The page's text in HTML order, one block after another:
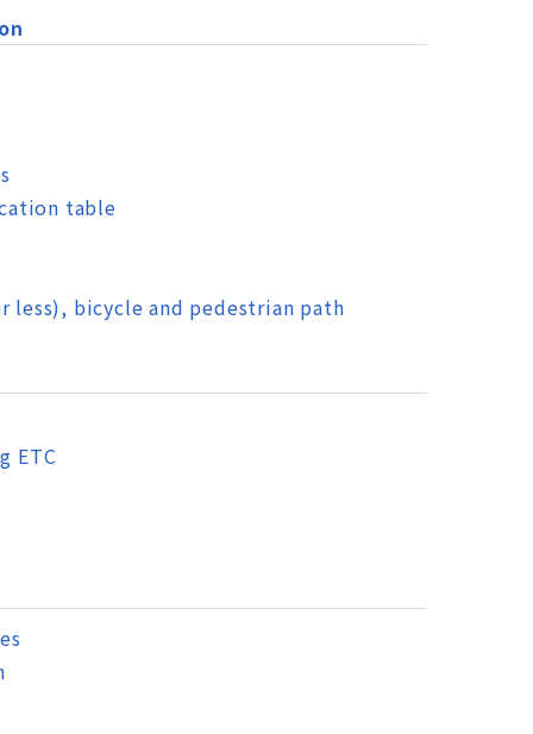
table
less), bicycle and pedestrian path
ETC